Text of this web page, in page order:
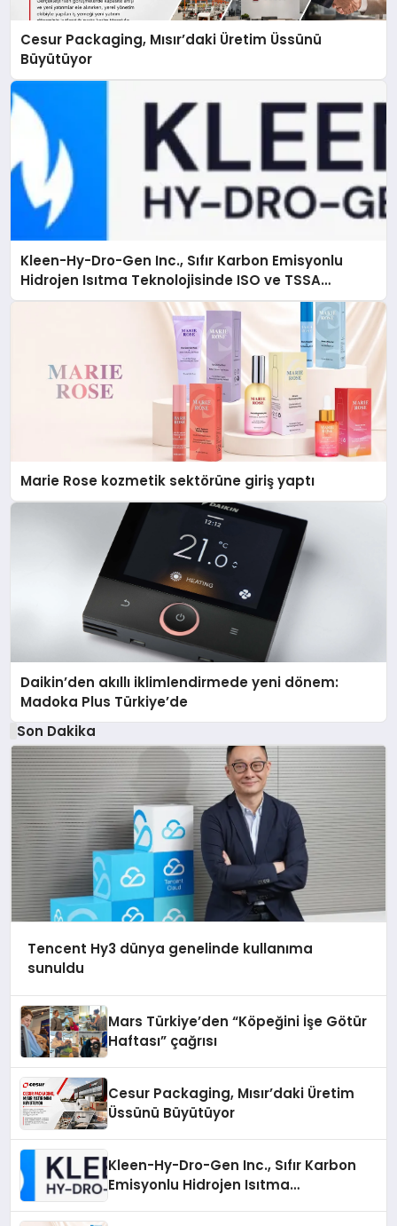
Cesur Packaging, Mısır’daki Üretim Üssünü
Büyütüyor
Kleen-Hy-Dro-Gen Inc., Sıfır Karbon Emisyonlu
Hidrojen Isıtma Teknolojisinde ISO ve TSSA
Düzenleyici Onaylarını Aldı
Marie Rose kozmetik sektörüne giriş yaptı
Daikin’den akıllı iklimlendirmede yeni dönem:
Madoka Plus Türkiye’de
Son Dakika
Tencent Hy3 dünya genelinde kullanıma
sunuldu
Mars Türkiye’den “Köpeğini İşe Götür
Haftası” çağrısı
Cesur Packaging, Mısır’daki Üretim
Üssünü Büyütüyor
Kleen-Hy-Dro-Gen Inc., Sıfır Karbon
Emisyonlu Hidrojen Isıtma